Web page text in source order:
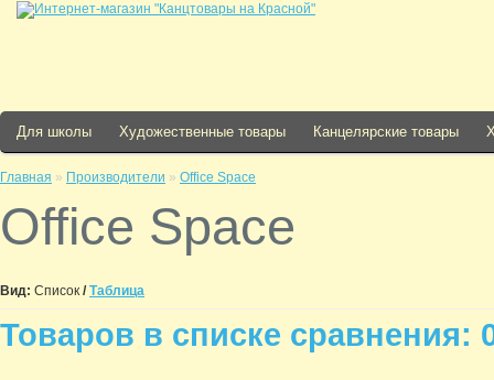
Для школы Художественные товары Канцелярские товары
Главная » Производители » Office Space
Office Space
Вид: Список / Таблица
Товаров в списке сравнения: